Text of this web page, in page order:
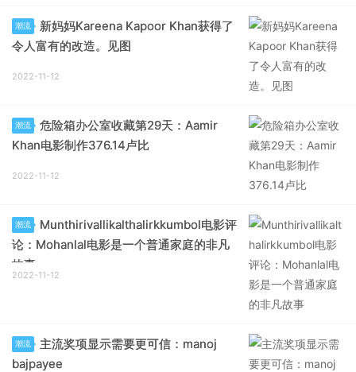
潮流
新妈妈Kareena Kapoor Khan获得了
令人富有的改造。见图
2022-11-12
潮流
危险箱办公室收藏第29天：Aamir
Khan电影制作376.14卢比
2022-11-12
潮流
Munthirivallikalthalirkkumbol电影评
论：Mohanlal电影是一个普通家庭的非凡
故事
2022-11-12
潮流
主流奖项显示需要更可信：manoj
bajpayee